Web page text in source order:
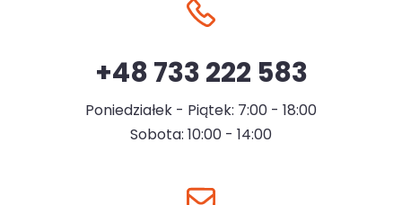
+48 733 222 583
Poniedziałek - Piątek: 7:00 - 18:00
Sobota: 10:00 - 14:00